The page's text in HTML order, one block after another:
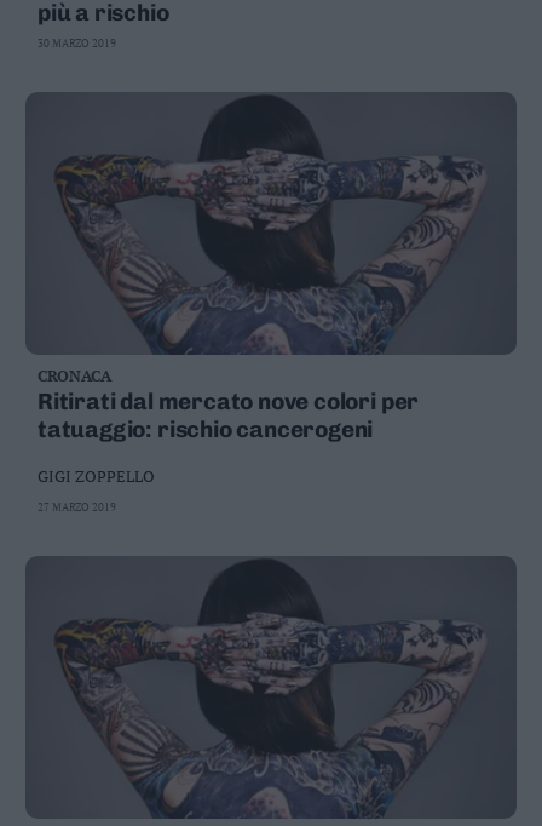
più a rischio
30 MARZO 2019
CRONACA
Ritirati dal mercato nove colori per
tatuaggio: rischio cancerogeni
GIGI ZOPPELLO
27 MARZO 2019